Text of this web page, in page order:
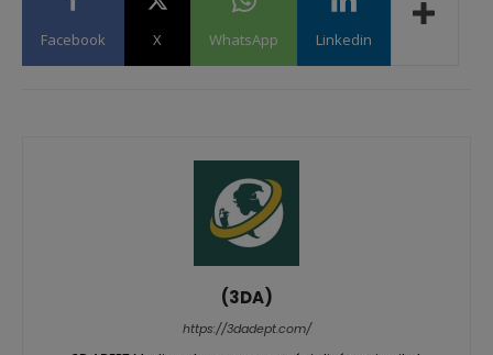
Facebook X WhatsApp Linkedin
(3DA)
https://3dadept.com/